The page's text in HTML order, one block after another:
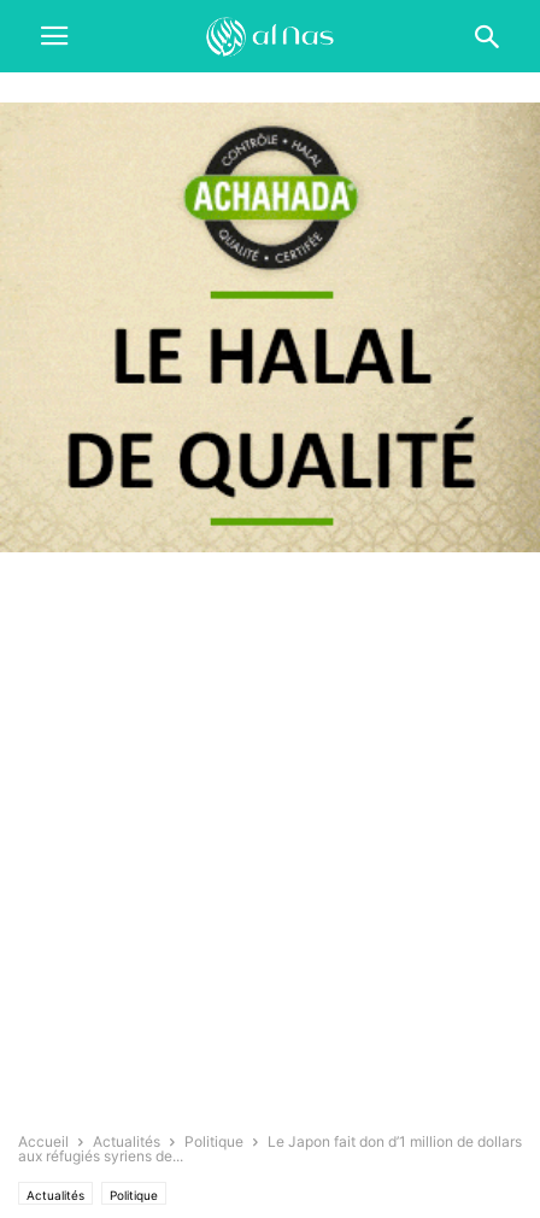
Accueil Actualités Politique
Le Japon fait don d’1 million de dollars
aux réfugiés syriens de...
Actualités Politique